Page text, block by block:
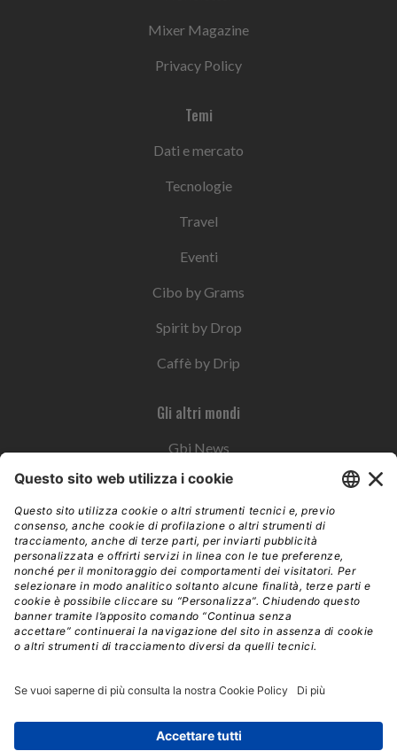
Mixer Magazine
Privacy Policy
Temi
Dati e mercato
Tecnologie
Travel
Eventi
Cibo by Grams
Spirit by Drop
Caffè by Drip
Gli altri mondi
Gbi News
Instoremag
Esplora il gruppo
Edra Edizioni
Edizioni LSWR
LSWR Group
Mixer è un prodotto del network Edra Edizioni. Direzione, amministrazione,